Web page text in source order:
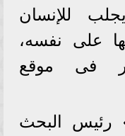
للإنسان
على نفسه،
فى موقع
رئيس البحث